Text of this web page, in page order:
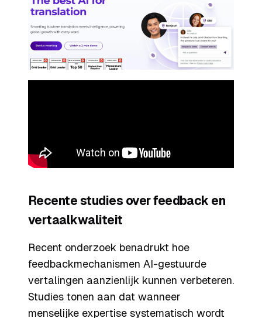
Recente studies over feedback en
vertaalkwaliteit
Recent onderzoek benadrukt hoe
feedbackmechanismen AI-gestuurde
vertalingen aanzienlijk kunnen verbeteren.
Studies tonen aan dat wanneer
menselijke expertise systematisch wordt